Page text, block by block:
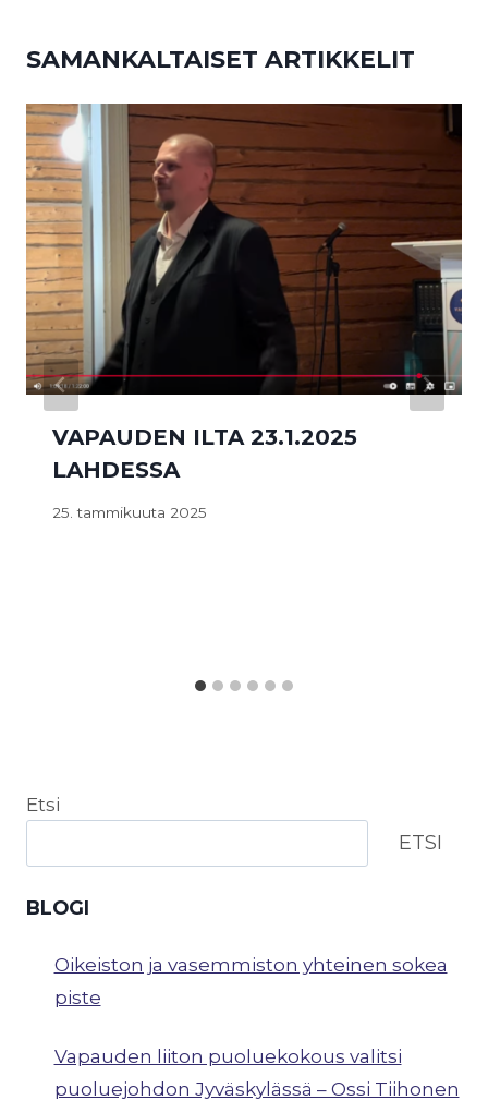
SAMANKALTAISET ARTIKKELIT
VAPAUDEN ILTA 23.1.2025
LAHDESSA
25. tammikuuta 2025
Etsi
ETSI
BLOGI
Oikeiston ja vasemmiston yhteinen sokea
piste
Vapauden liiton puoluekokous valitsi
puoluejohdon Jyväskylässä – Ossi Tiihonen